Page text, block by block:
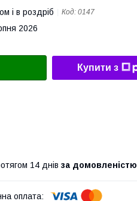
і в роздріб Код: 0147
2026
Купити з
14 днів за домовленістю